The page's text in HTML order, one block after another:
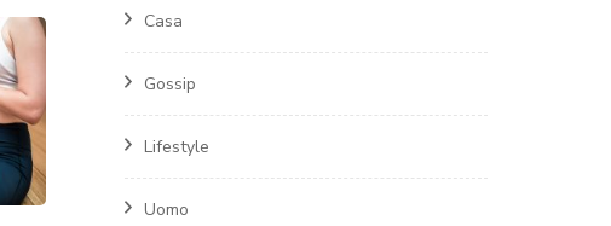
Casa
Gossip
Lifestyle
Uomo